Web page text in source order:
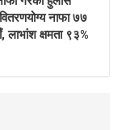
नाफा ७७
लाभांश क्षमता ९३%